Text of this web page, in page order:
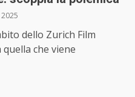
dello Zurich Film
che viene